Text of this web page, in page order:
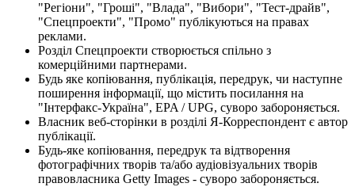
"Регіони", "Гроші", "Влада", "Вибори", "Тест-драйв",
"Спецпроекти", "Промо" публікуються на правах
реклами.
Розділ Спецпроекти створюється спільно з
комерційними партнерами.
Будь яке копіювання, публікація, передрук, чи наступне
поширення інформації, що містить посилання на
"Інтерфакс-Україна", EPA / UPG, суворо забороняється.
Власник веб-сторінки в розділі Я-Корреспондент є автор
публікації.
Будь-яке копіювання, передрук та відтворення
фотографічних творів та/або аудіовізуальних творів
правовласника Getty Images - суворо забороняється.